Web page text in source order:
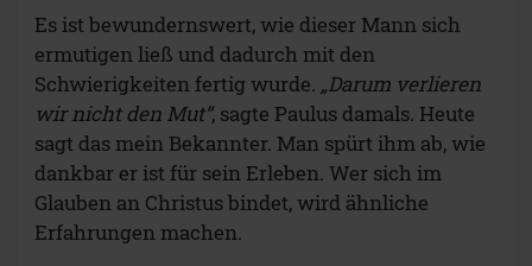
Es ist bewundernswert, wie dieser Mann sich
ermutigen ließ und dadurch mit den
Schwierigkeiten fertig wurde. „Darum verlieren
wir nicht den Mut“, sagte Paulus damals. Heute
sagt das mein Bekannter. Man spürt ihm ab, wie
dankbar er ist für sein Erleben. Wer sich im
Glauben an Christus bindet, wird ähnliche
Erfahrungen machen.